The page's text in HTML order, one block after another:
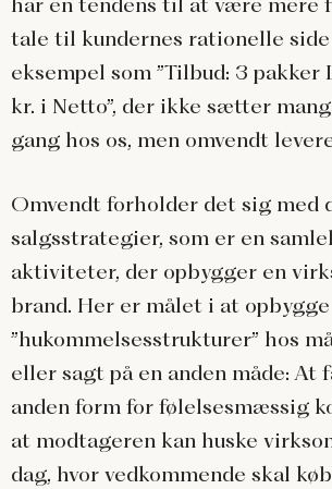
har en tendens til at være mere
tale til kundernes rationelle
eksempel som ”Tilbud: 3
kr. i Netto”, der ikke sætter
gang hos os, men omvendt
Omvendt forholder det sig med
salgsstrategier, som er en
aktiviteter, der opbygger en
brand. Her er målet i at opbygge
”hukommelsesstrukturer” hos
eller sagt på en anden måde: At
anden form for følelsesmæssig
at modtageren kan huske
dag, hvor vedkommende skal